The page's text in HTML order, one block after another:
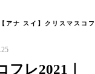
【アナ スイ】クリスマス
フレ2021｜